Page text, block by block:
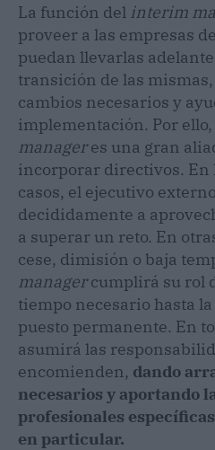
La función del interim
proveer a las empresas
puedan llevarlas
transición de las
cambios necesarios y
implementación. Por
manageres una gran
incorporar directivos. En
casos, el ejecutivo
decididamente a
a superar un reto. En
cese, dimisión o baja
managercumplirá su rol
tiempo necesario hasta
puesto permanente. En
asumirá las
encomienden, dando
necesarios y aportando
profesionales
en particular.